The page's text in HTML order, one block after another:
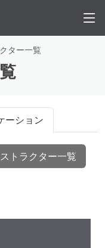
ター一覧
ーション
トラクター一覧